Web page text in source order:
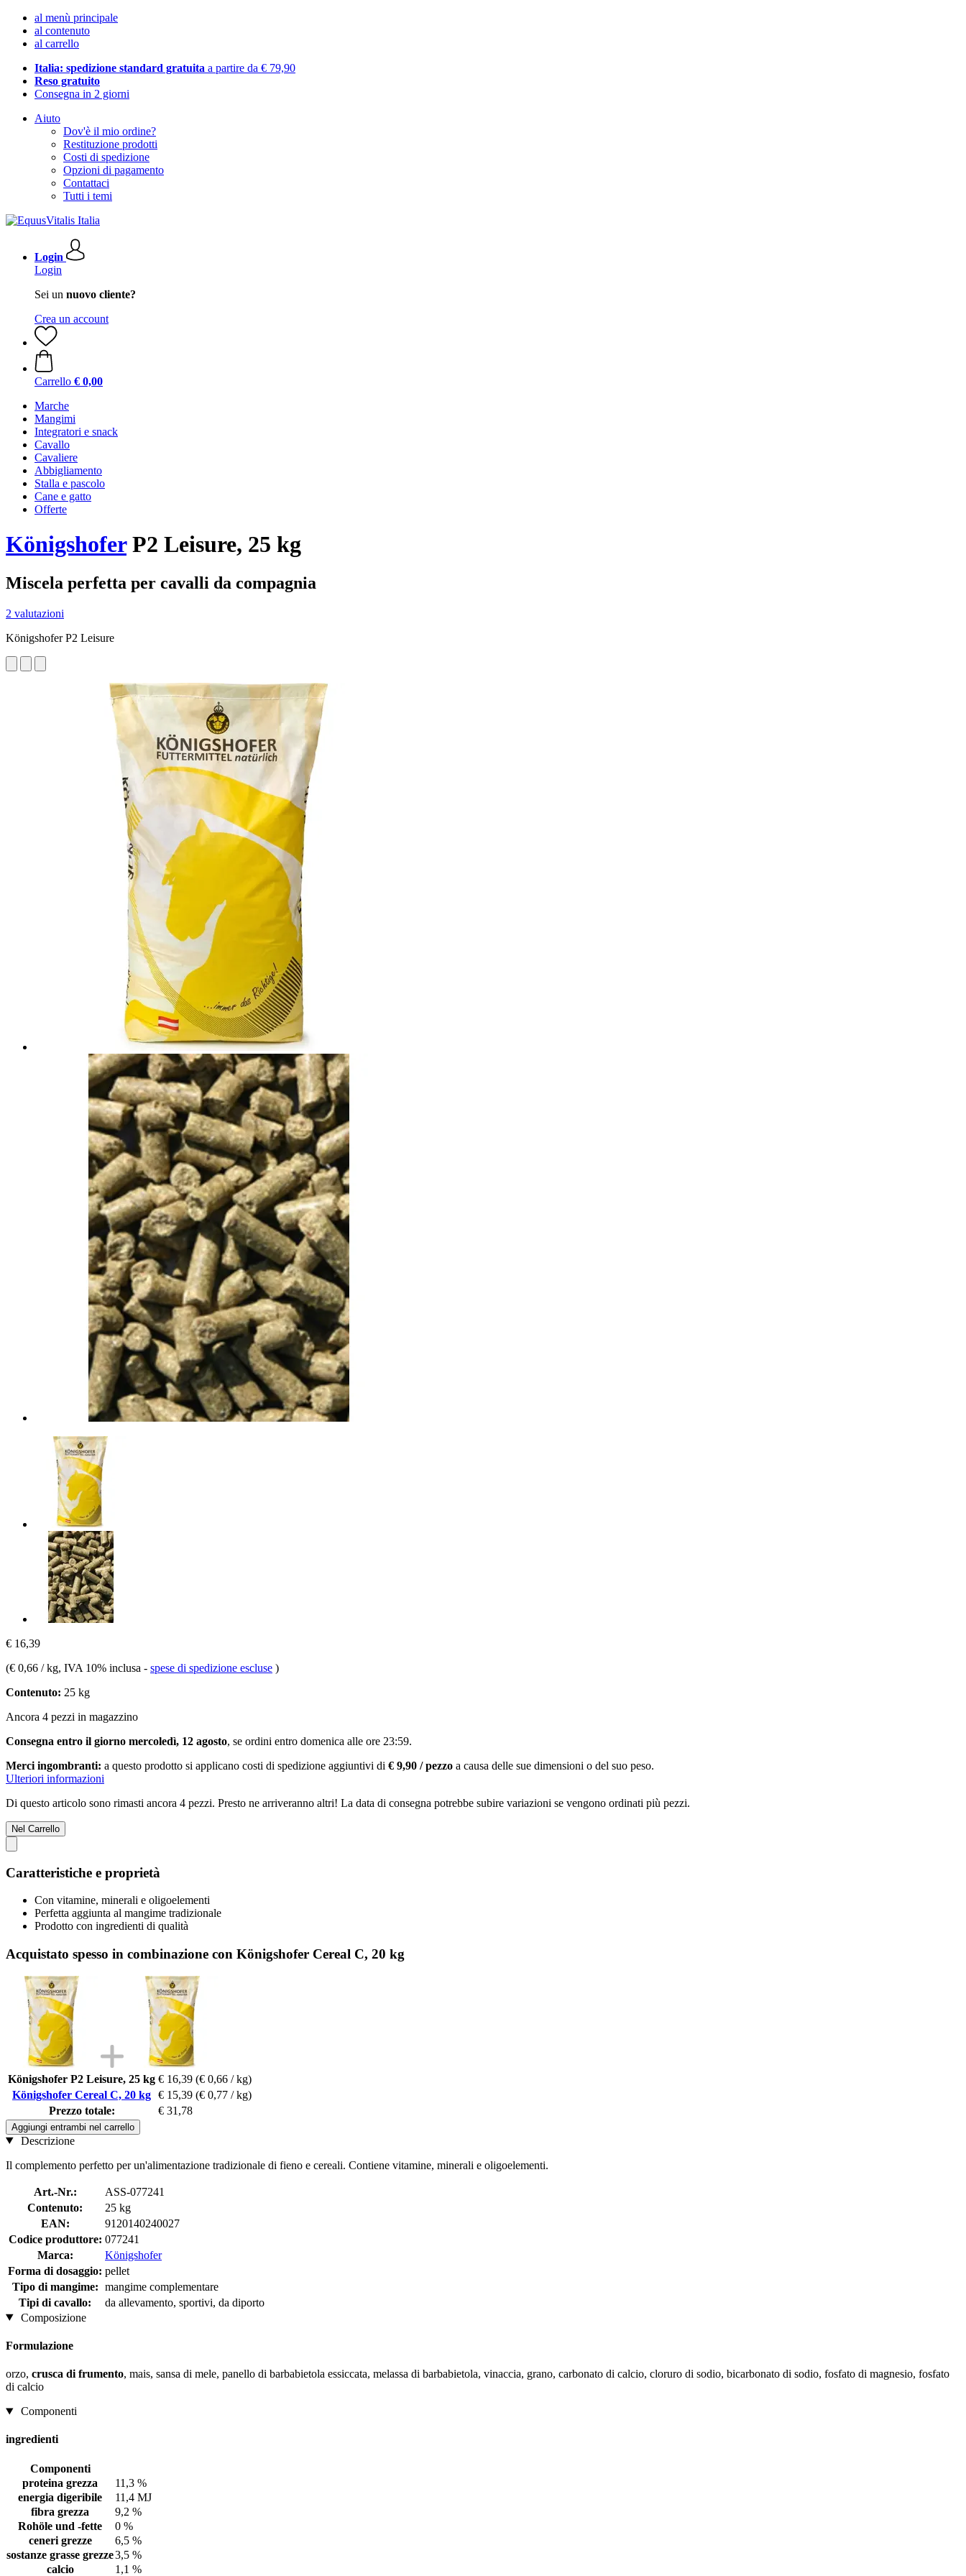
al menù principale
al contenuto
al carrello
Italia: spedizione standard gratuita a partire da € 79,90
Reso gratuito
Consegna in 2 giorni
Aiuto
Dov'è il mio ordine?
Restituzione prodotti
Costi di spedizione
Opzioni di pagamento
Contattaci
Tutti i temi
Login
Login
Sei un nuovo cliente?
Crea un account
Carrello € 0,00
Marche
Mangimi
Integratori e snack
Cavallo
Cavaliere
Abbigliamento
Stalla e pascolo
Cane e gatto
Offerte
KönigshoferP2 Leisure, 25 kg
Miscela perfetta per cavalli da compagnia
2 valutazioni
Königshofer P2 Leisure
€ 16,39
(€ 0,66 / kg, IVA 10% inclusa - spese di spedizione escluse )
Contenuto: 25 kg
Ancora 4 pezzi in magazzino
Consegna entro il giorno mercoledì, 12 agosto, se ordini entro domenica alle ore 23:59.
Merci ingombranti: a questo prodotto si applicano costi di spedizione aggiuntivi di € 9,90 / pezzo a causa delle sue dimensioni o del suo peso.
Ulteriori informazioni
Di questo articolo sono rimasti ancora 4 pezzi. Presto ne arriveranno altri! La data di consegna potrebbe subire variazioni se vengono ordinati più pezzi.
Nel Carrello
Caratteristiche e proprietà
Con vitamine, minerali e oligoelementi
Perfetta aggiunta al mangime tradizionale
Prodotto con ingredienti di qualità
Acquistato spesso in combinazione con Königshofer Cereal C, 20 kg
Königshofer P2 Leisure, 25 kg € 16,39 (€ 0,66 / kg)
Königshofer Cereal C, 20 kg € 15,39 (€ 0,77 / kg)
Prezzo totale:
€ 31,78
Aggiungi entrambi nel carrello
Descrizione
Il complemento perfetto per un'alimentazione tradizionale di fieno e cereali. Contiene vitamine, minerali e oligoelementi.
Art.-Nr.:
ASS-077241
Contenuto:
25 kg
EAN:
9120140240027
Codice produttore: 077241
Marca:
Königshofer
Forma di dosaggio: pellet
Tipo di mangime: mangime complementare
Tipi di cavallo:
da allevamento, sportivi, da diporto
Composizione
Formulazione
orzo, crusca di frumento, mais, sansa di mele, panello di barbabietola essiccata, melassa di barbabietola, vinaccia, grano, carbonato di calcio, cloruro di sodio, bicarbonato di sodio, fosfato di magnesio, fosfato
di calcio
Componenti
ingredienti
Componenti
proteina grezza
11,3 %
energia digeribile
11,4 MJ
fibra grezza
9,2 %
Rohöle und -fette
0 %
ceneri grezze
6,5 %
sostanze grasse grezze3,5 %
calcio
1,1 %